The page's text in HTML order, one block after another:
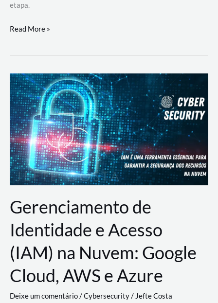
etapa.
DevSecOps
Prática:
Desenvolvimento,
Segurança
e
Operações
Read More »
Gerenciamento de
Identidade e Acesso
(IAM) na Nuvem: Google
Cloud, AWS e Azure
Deixe um comentário/Cybersecurity/ Jefte Costa